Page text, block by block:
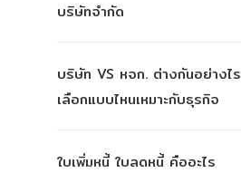
บริษัทจำกัด
บริษัท VS หจก. ต่างกันอย่างไร
เลือกแบบไหนเหมาะกับธุรกิจ
ใบเพิ่มหนี้ ใบลดหนี้ คืออะไร